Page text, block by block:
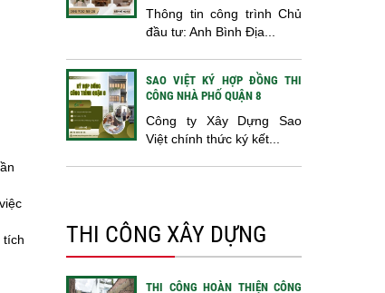
tích
Thông tin công trình Chủ
đầu tư: Anh Bình Địa...
SAO VIỆT KÝ HỢP ĐỒNG THI
CÔNG NHÀ PHỐ QUẬN 8
Công ty Xây Dựng Sao
Việt chính thức ký kết...
THI CÔNG XÂY DỰNG
THI CÔNG HOÀN THIỆN CÔNG